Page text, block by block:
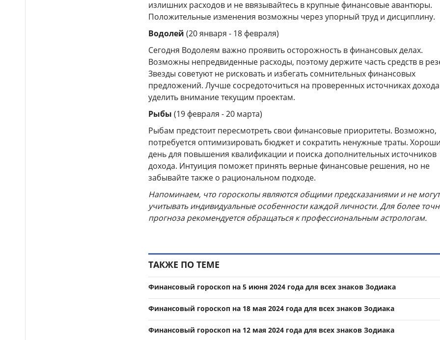
излишних расходов и не ввязывайтесь в крупные финансовые авантюры.
Положительные изменения возможны через упорный труд и дисциплину.
Водолей (20 января - 18 февраля)
Сегодня Водолеям важно проявить осторожность в финансовых делах.
Возможны непредвиденные расходы, поэтому держите часть средств в
Звезды советуют не рисковать и избегать сомнительных финансовых
предложений. Лучше сосредоточиться на проверенных источниках
уделить внимание текущим проектам.
Рыбы (19 февраля - 20 марта)
Рыбам предстоит пересмотреть свои финансовые приоритеты. Возможно,
потребуется оптимизировать бюджет и сократить ненужные траты.
день для повышения квалификации и поиска дополнительных источников
дохода. Интуиция поможет принять верные финансовые решения, но не
забывайте также о рациональном подходе.
Напоминаем, что гороскопы являются общими предсказаниями и не могут
учитывать индивидуальные особенности каждой личности. Для более
прогноза рекомендуется обращаться к профессиональным астрологам.
ТАКЖЕ ПО ТЕМЕ
Финансовый гороскоп на 5 июня 2024 года для всех знаков Зодиака
Финансовый гороскоп на 18 мая 2024 года для всех знаков Зодиака
Финансовый гороскоп на 12 мая 2024 года для всех знаков Зодиака